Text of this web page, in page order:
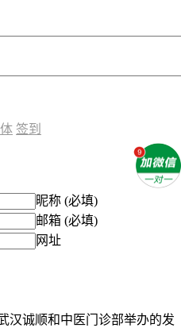
签到
昵称 (必填)
邮箱 (必填)
网址
汉诚顺和中医门诊部举办的发